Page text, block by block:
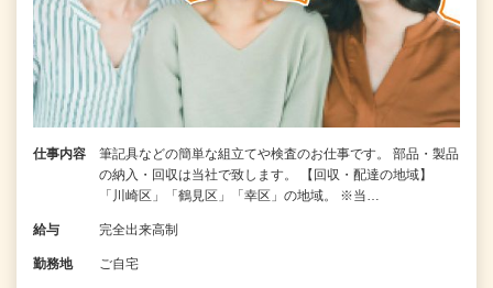
仕事内容
筆記具などの簡単な組立てや検査のお仕事です。 部品・製品
の納入・回収は当社で致します。 【回収・配達の地域】
「川崎区」「鶴見区」「幸区」の地域。 ※当…
給与 完全出来高制
勤務地 ご自宅